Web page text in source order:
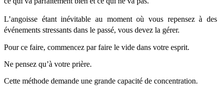
L’angoisse étant inévitable au moment où vous repensez à des
événements stressants dans le passé, vous devez la gérer.
Pour ce faire, commencez par faire le vide dans votre esprit.
Ne pensez qu’à votre prière.
Cette méthode demande une grande capacité de concentration.